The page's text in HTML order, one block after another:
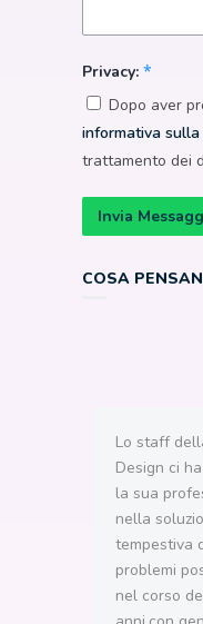
Privacy: *
Dopo aver
informativa
trattamento dei
COSA
Lo staff
Design ci
la sua
nella
tempestiva
problemi
nel corso